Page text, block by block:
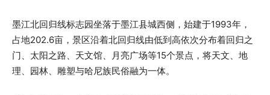
墨江北回归线标志园坐落于墨江县城西侧，始建于1993年，
占地202.6亩，景区沿着北回归线由低到高依次分布着回归之
门、太阳之路、天文馆、月亮广场等15个景点，将天文、地
理、园林、雕塑与哈尼族民俗融为一体。